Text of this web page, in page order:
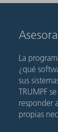
La
¿qué
sus
TRUMPF
responder
propias